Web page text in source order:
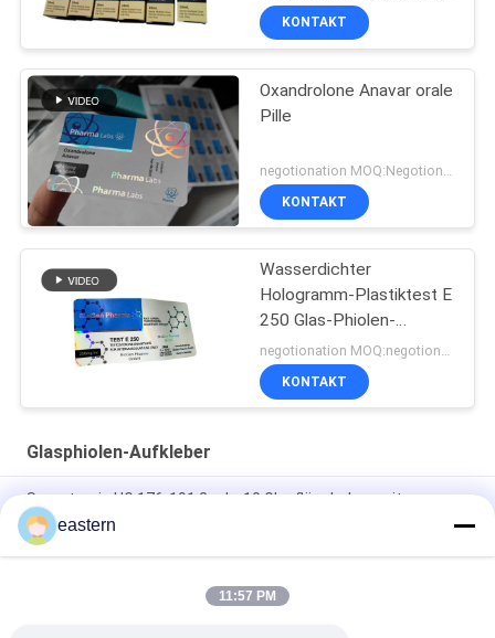
Verpacken druckt
KONTAKT
Oxandrolone Anavar orale
Pille
negotionation MOQ:Negotionation
KONTAKT
Wasserdichter
Hologramm-Plastiktest E
250 Glas-Phiolen-
Aufkleber
negotionation MOQ:negotionation
KONTAKT
Glasphiolen-Aufkleber
Somatropin HG 176-191 2 ml x 10 Glasfläschchen mit
Etiketten
Tren-Acetat-Fläschchen-Fläschchen-Etiketten mit
eastern
11:57 PM